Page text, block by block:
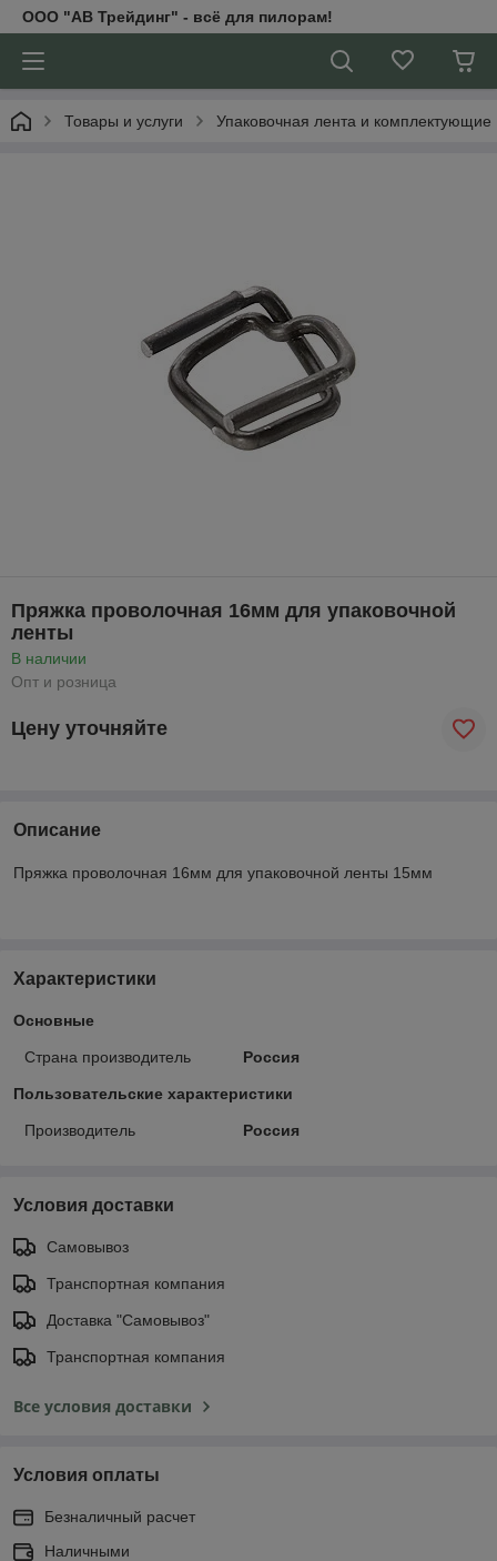
ООО "АВ Трейдинг" - всё для пилорам!
Товары и услуги Упаковочная лента и комплектующие
Пряжка проволочная 16мм для упаковочной
ленты
В наличии
Опт и розница
Цену уточняйте
Описание
Пряжка проволочная 16мм для упаковочной ленты 15мм
Характеристики
Основные
Страна производитель Россия
Пользовательские характеристики
Производитель Россия
Условия доставки
Самовывоз
Транспортная компания
Доставка "Самовывоз"
Транспортная компания
Все условия доставки
Условия оплаты
Безналичный расчет
Наличными